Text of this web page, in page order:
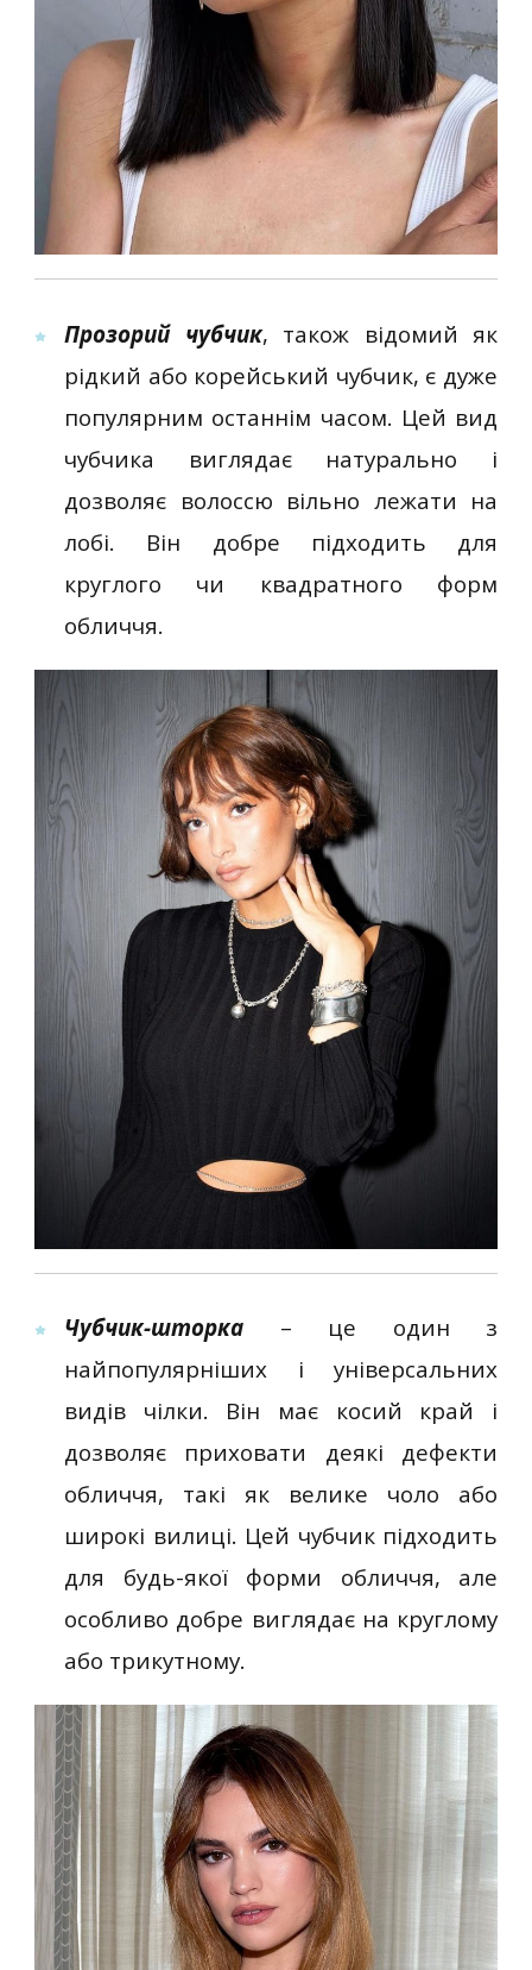
Прозорий чубчик, також відомий як
рідкий або корейський чубчик, є дуже
популярним останнім часом. Цей вид
чубчика виглядає натурально і
дозволяє волоссю вільно лежати на
лобі. Він добре підходить для
круглого чи квадратного форм
обличчя.
Чубчик-шторка – це один з
найпопулярніших і універсальних
видів чілки. Він має косий край і
дозволяє приховати деякі дефекти
обличчя, такі як велике чоло або
широкі вилиці. Цей чубчик підходить
для будь-якої форми обличчя, але
особливо добре виглядає на круглому
або трикутному.